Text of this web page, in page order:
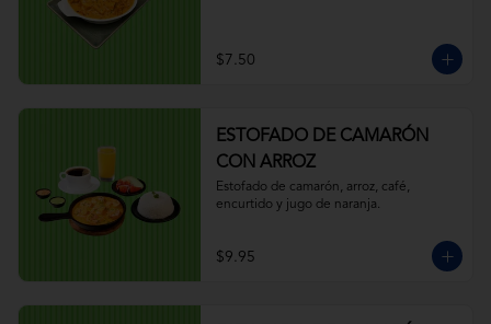
$7.50
ESTOFADO DE CAMARÓN
CON ARROZ
Estofado de camarón, arroz, café,
encurtido y jugo de naranja.
$9.95